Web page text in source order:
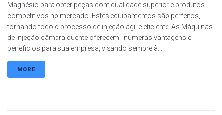
Magnésio para obter peças com qualidade superior e produtos
competitivos no mercado. Estes equipamentos são perfeitos,
tornando todo o processo de injeção ágil e eficiente. As Máquinas
de injeção câmara quente oferecem inúmeras vantagens e
benefícios para sua empresa, visando sempre à...
MORE